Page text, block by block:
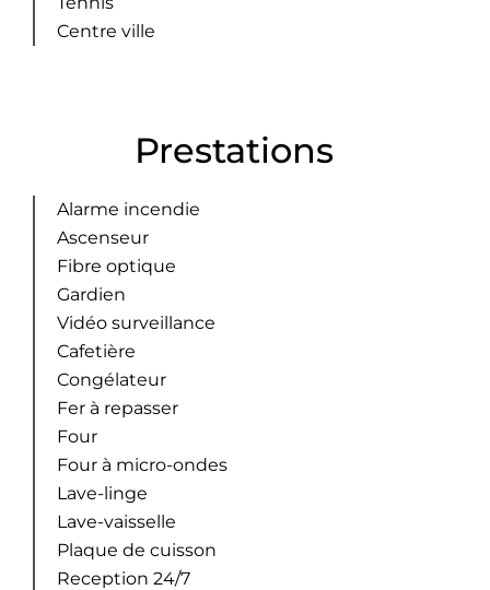
Centre ville
Prestations
Alarme incendie
Ascenseur
Fibre optique
Gardien
Vidéo surveillance
Cafetière
Congélateur
Fer à repasser
Four
Four à micro-ondes
Lave-linge
Lave-vaisselle
Plaque de cuisson
Reception 24/7